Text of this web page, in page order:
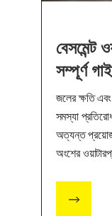
বেসমেন্ট
সম্পূর্ণ
জলের ক্ষতি
সমস্যা
অত্যন্ত
অংশের